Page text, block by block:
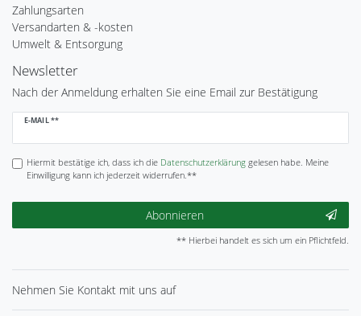
Zahlungsarten
Versandarten & -kosten
Umwelt & Entsorgung
Newsletter
Nach der Anmeldung erhalten Sie eine Email zur Bestätigung
E-MAIL **
Newsletter
Hiermit bestätige ich, dass ich die Daten­schutz­erklärunggelesen habe. Meine
Einwilligung kann ich jederzeit widerrufen.**
Abonnieren
** Hierbei handelt es sich um ein Pflichtfeld.
Nehmen Sie Kontakt mit uns auf